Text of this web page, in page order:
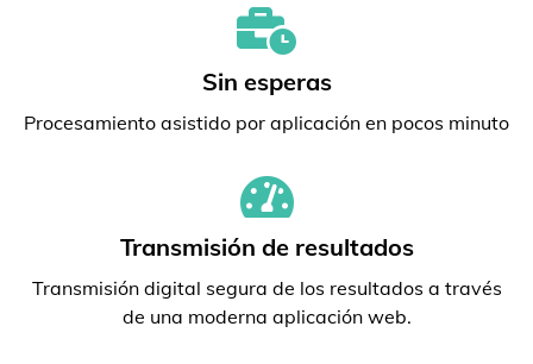
Sin esperas
Procesamiento asistido por aplicación en pocos minuto
Transmisión de resultados
Transmisión digital segura de los resultados a través
de una moderna aplicación web.